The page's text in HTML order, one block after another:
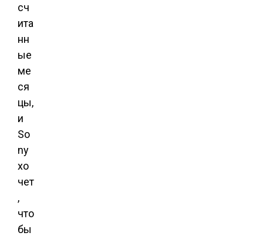
сч
ита
нн
ые
ме
ся
цы,
и
So
ny
хо
чет
,
что
бы